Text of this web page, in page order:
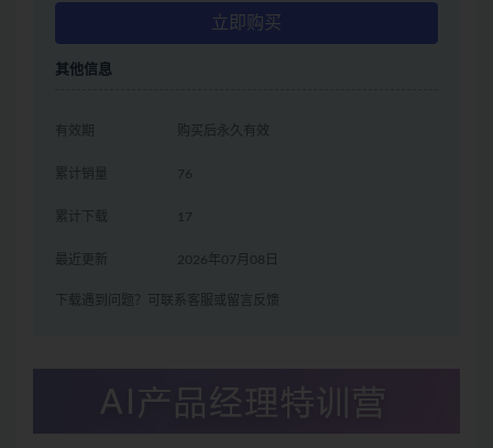
立即购买
其他信息
有效期 购买后永久有效
累计销量 76
累计下载 17
最近更新 2026年07月08日
下载遇到问题？可联系客服或留言反馈